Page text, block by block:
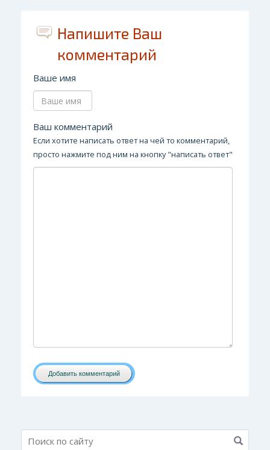
Напишите Ваш
комментарий
Ваше имя
Ваш комментарий
Если хотите написать ответ на чей то комментарий,
просто нажмите под ним на кнопку "написать ответ"
Добавить комментарий